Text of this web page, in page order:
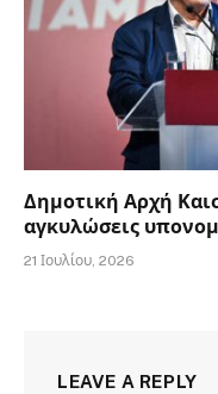
Δημοτική Αρχή
αγκυλώσεις
21 Ιουλίου, 2026
LEAVE A REPLY